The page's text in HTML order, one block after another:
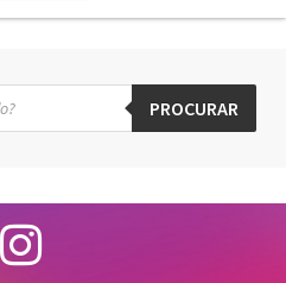
PROCURAR